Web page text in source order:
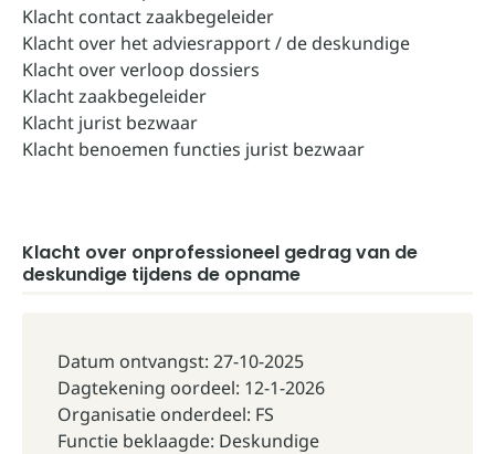
Klacht contact zaakbegeleider
Klacht over het adviesrapport / de deskundige
Klacht over verloop dossiers
Klacht zaakbegeleider
Klacht jurist bezwaar
Klacht benoemen functies jurist bezwaar
Klacht over onprofessioneel gedrag van de
deskundige tijdens de opname
Datum ontvangst: 27-10-2025
Dagtekening oordeel: 12-1-2026
Organisatie onderdeel: FS
Functie beklaagde: Deskundige